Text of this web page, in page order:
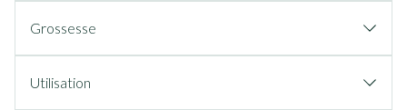
Grossesse
Utilisation